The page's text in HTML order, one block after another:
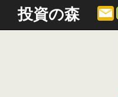
投資の森